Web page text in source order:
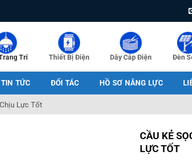
Trí Thiết Bị Điện Dây Cáp Điện Đèn
TIN TỨC ĐỐI TÁC HỒ SƠ NĂNG LỰC
Lực Tốt
CẦU KẺ
LỰC TỐT